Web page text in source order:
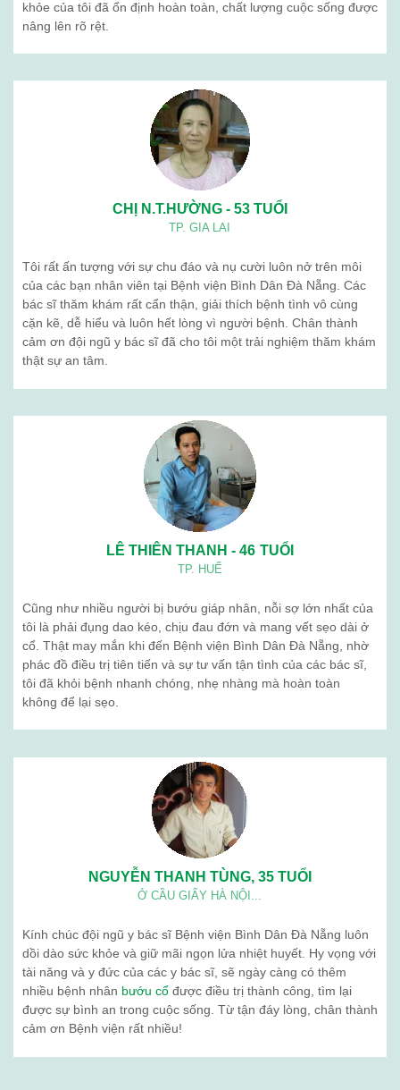
khỏe của tôi đã ổn định hoàn toàn, chất lượng cuộc sống được
nâng lên rõ rệt.
CHỊ N.T.HƯỜNG - 53 TUỔI
TP. GIA LAI
Tôi rất ấn tượng với sự chu đáo và nụ cười luôn nở trên môi
của các bạn nhân viên tại Bệnh viện Bình Dân Đà Nẵng. Các
bác sĩ thăm khám rất cẩn thận, giải thích bệnh tình vô cùng
cặn kẽ, dễ hiểu và luôn hết lòng vì người bệnh. Chân thành
cảm ơn đội ngũ y bác sĩ đã cho tôi một trải nghiệm thăm khám
thật sự an tâm.
LÊ THIÊN THANH - 46 TUỔI
TP. HUẾ
Cũng như nhiều người bị bướu giáp nhân, nỗi sợ lớn nhất của
tôi là phải đụng dao kéo, chịu đau đớn và mang vết sẹo dài ở
cổ. Thật may mắn khi đến Bệnh viện Bình Dân Đà Nẵng, nhờ
phác đồ điều trị tiên tiến và sự tư vấn tận tình của các bác sĩ,
tôi đã khỏi bệnh nhanh chóng, nhẹ nhàng mà hoàn toàn
không để lại sẹo.
NGUYỄN THANH TÙNG, 35 TUỔI
Ở CẦU GIẤY HÀ NỘI...
Kính chúc đội ngũ y bác sĩ Bệnh viện Bình Dân Đà Nẵng luôn
dồi dào sức khỏe và giữ mãi ngọn lửa nhiệt huyết. Hy vọng với
tài năng và y đức của các y bác sĩ, sẽ ngày càng có thêm
nhiều bệnh nhân bướu cổ được điều trị thành công, tìm lại
được sự bình an trong cuộc sống. Từ tận đáy lòng, chân thành
cảm ơn Bệnh viện rất nhiều!